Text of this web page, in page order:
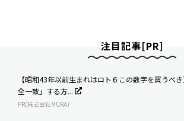
注目記事[PR]
【昭和43年以前生まれはロト６この数字を買うべ
全一致」する方...
PR(株式会社MURA)